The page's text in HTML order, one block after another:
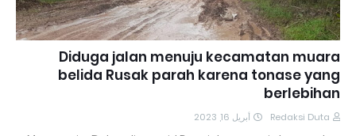
Diduga jalan menuju kecamatan muara
belida Rusak parah karena tonase yang
berlebihan
Redaksi Duta أبريل 16, 2023